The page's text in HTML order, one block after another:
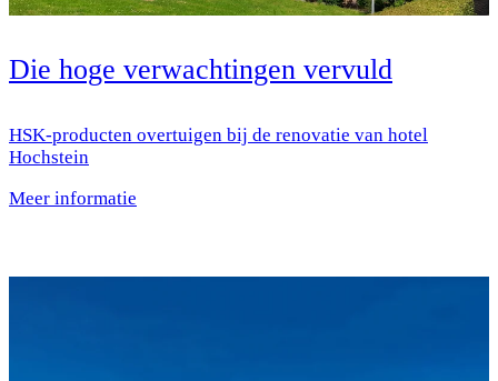
Die hoge verwachtingen vervuld
HSK-producten overtuigen bij de renovatie van hotel
Hochstein
Meer informatie